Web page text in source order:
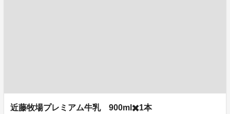
近藤牧場プレミアム牛乳 900ml✖️1本